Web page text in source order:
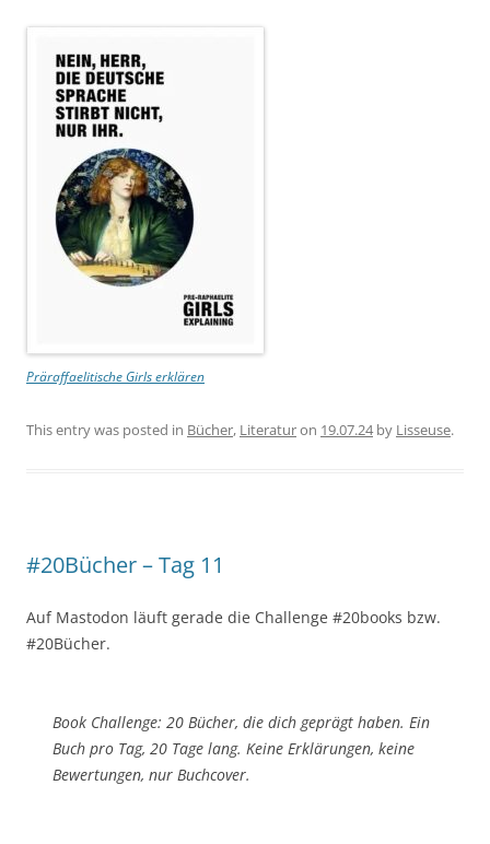
Präraffaelitische Girls erklären
This entry was posted in Bücher, Literaturon 19.07.24by Lisseuse.
#20Bücher – Tag 11
Auf Mastodon läuft gerade die Challenge #20books bzw.
#20Bücher.
Book Challenge: 20 Bücher, die dich geprägt haben. Ein
Buch pro Tag, 20 Tage lang. Keine Erklärungen, keine
Bewertungen, nur Buchcover.